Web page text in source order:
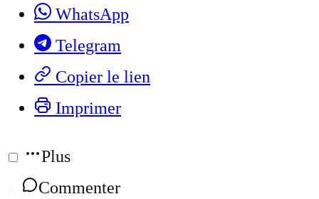
WhatsApp
Telegram
Copier le lien
Imprimer
Plus
Commenter